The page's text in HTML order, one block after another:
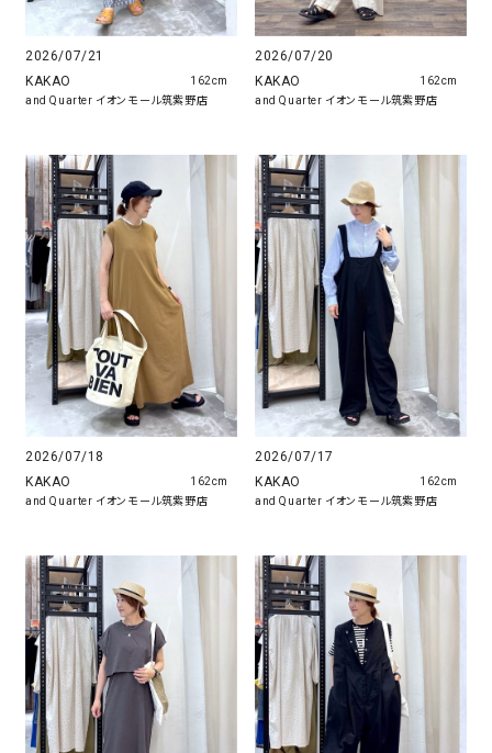
2026/07/21
KAKAO
and Quarter イオンモール筑紫野店
162cm
2026/07/20
KAKAO
and Quarter イオンモール筑紫野店
162cm
2026/07/18
KAKAO
and Quarter イオンモール筑紫野店
162cm
2026/07/17
KAKAO
and Quarter イオンモール筑紫野店
162cm